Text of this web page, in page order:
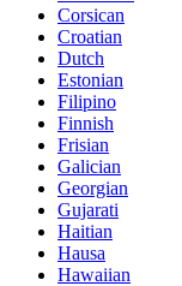
Corsican
Croatian
Dutch
Estonian
Filipino
Finnish
Frisian
Galician
Georgian
Gujarati
Haitian
Hausa
Hawaiian